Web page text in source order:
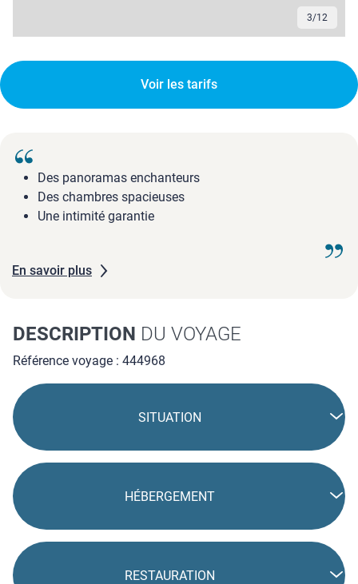
3/12
Voir les tarifs
Des panoramas enchanteurs
Des chambres spacieuses
Une intimité garantie
En savoir plus
DESCRIPTION DU VOYAGE
Référence voyage : 444968
SITUATION
HÉBERGEMENT
RESTAURATION